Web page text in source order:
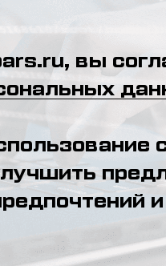
автомобиля
реагирует,
переход от
использования.
способных
ТАКЖЕ